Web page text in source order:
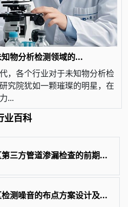
物分析检测领域的...
，各个行业对于未知物分析检
究院犹如一颗璀璨的明星，在
...
业百科
三方管道渗漏检查的前期...
测噪音的布点方案设计及...